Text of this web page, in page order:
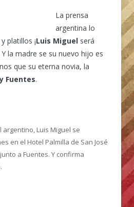
La prensa
argentina lo
platillos ¡Luis Miguel será
la madre se su nuevo hijo es
que su eterna novia, la
Fuentes.
Luis Miguel se
en el Hotel Palmilla de San José
a Fuentes. Y confirma